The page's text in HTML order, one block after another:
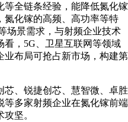
等全链条经验，能降低氮化镓
氮化镓的高频、高功率等特
场景需求，与射频企业技术
看，5G、卫星互联网等领域
布局可抢占新市场，构建第
芯、锐捷创芯、慧智微、卓胜
等多家射频企业在氮化镓前端
坚。